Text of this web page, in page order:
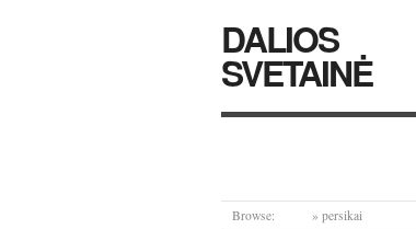
DALIOS
SVETAINĖ
Browse: » persikai